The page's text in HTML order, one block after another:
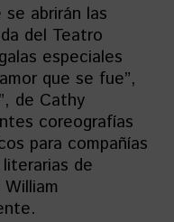
abrirán las
del Teatro
especiales
que se fue”,
de Cathy
coreografías
para compañías
de